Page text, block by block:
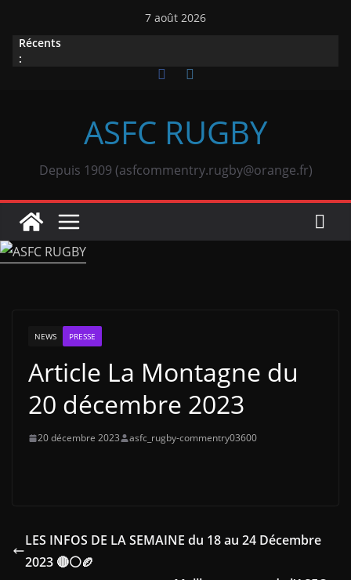
contenu
7 août 2026
Récents
:
ASFC RUGBY
Depuis 1909 (asfcommentry.rugby@orange.fr)
NEWS PRESSE
Article La Montagne du
20 décembre 2023
20 décembre 2023 asfc_rugby-commentry03600
LES INFOS DE LA SEMAINE du 18 au 24 Décembre
2023 🔴⚪🏉